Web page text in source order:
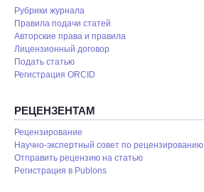
Рубрики журнала
Правила подачи статей
Авторские права и правила
Лицензионный договор
Подать статью
Регистрация ORCID
РЕЦЕНЗЕНТАМ
Рецензирование
Научно-экспертный совет по рецензированию
Отправить рецензию на статью
Pегистрация в Publons